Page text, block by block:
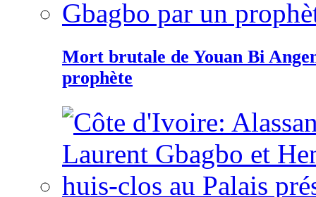
Mort brutale de Youan Bi
prophète